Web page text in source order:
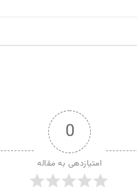
0
امتیازدهی به مقاله